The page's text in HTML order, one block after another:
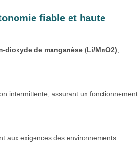
fiable et haute
dioxyde de manganèse (Li/MnO2)
intermittente, assurant un fonctionnement
aux exigences des environnements